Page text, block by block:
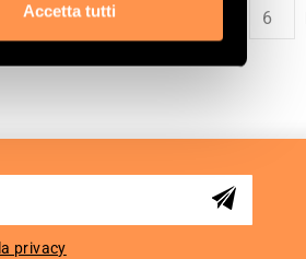
Accetta tutti
privacy